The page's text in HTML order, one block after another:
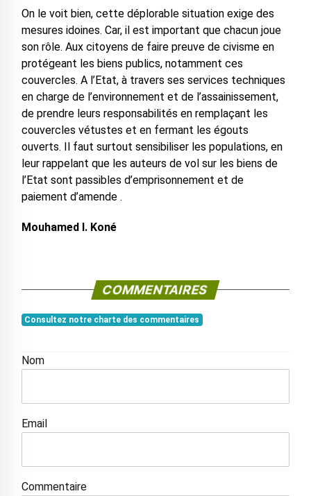
On le voit bien, cette déplorable situation exige des
mesures idoines. Car, il est important que chacun joue
son rôle. Aux citoyens de faire preuve de civisme en
protégeant les biens publics, notamment ces
couvercles. A l’Etat, à travers ses services techniques
en charge de l’environnement et de l’assainissement,
de prendre leurs responsabilités en remplaçant les
couvercles vétustes et en fermant les égouts
ouverts. Il faut surtout sensibiliser les populations, en
leur rappelant que les auteurs de vol sur les biens de
l’Etat sont passibles d’emprisonnement et de
paiement d’amende .
Mouhamed I. Koné
COMMENTAIRES
Consultez notre charte des commentaires
Nom
Email
Commentaire